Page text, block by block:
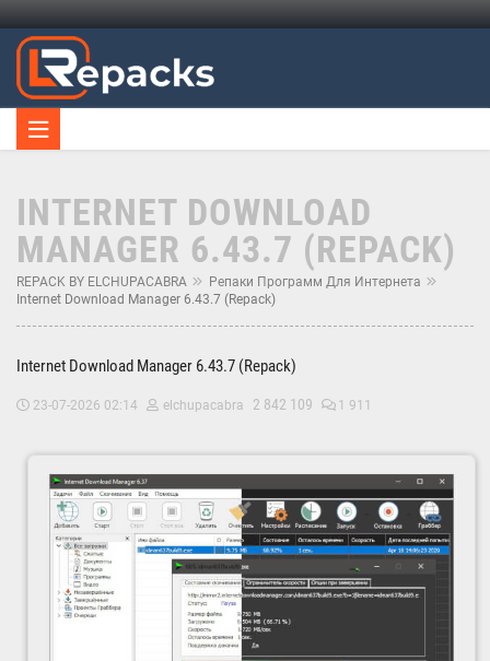
INTERNET DOWNLOAD
MANAGER 6.43.7 (REPACK)
REPACK BY ELCHUPACABRA
Репаки Программ Для Интернета
Internet Download Manager 6.43.7 (Repack)
Internet Download Manager 6.43.7 (Repack)
23-07-2026 02:14 elchupacabra 2 842 109 1 911